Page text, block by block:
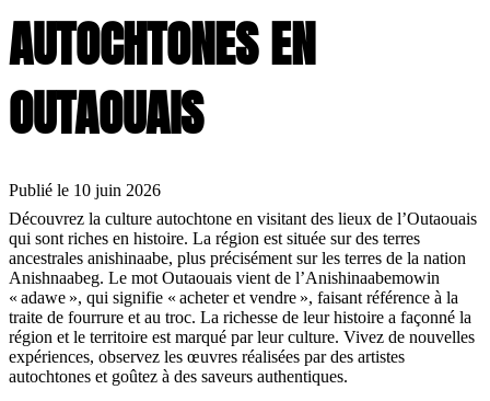
AUTOCHTONES EN
OUTAOUAIS
Publié le 10 juin 2026
Découvrez la culture autochtone en visitant des lieux de l’Outaouais
qui sont riches en histoire. La région est située sur des terres
ancestrales anishinaabe, plus précisément sur les terres de la nation
Anishnaabeg. Le mot Outaouais vient de l’Anishinaabemowin
« adawe », qui signifie « acheter et vendre », faisant référence à la
traite de fourrure et au troc. La richesse de leur histoire a façonné la
région et le territoire est marqué par leur culture. Vivez de nouvelles
expériences, observez les œuvres réalisées par des artistes
autochtones et goûtez à des saveurs authentiques.